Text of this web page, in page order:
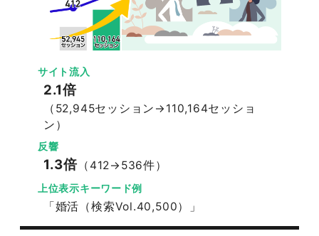
サイト流入
2.1倍
（52,945セッション→110,164セッショ
ン）
反響
1.3倍 （412→536件）
上位表示キーワード例
「婚活（検索Vol.40,500）」